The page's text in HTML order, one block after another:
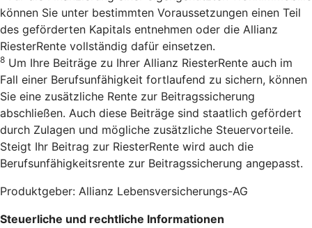
können Sie unter bestimmten Voraussetzungen einen Teil
des geförderten Kapitals entnehmen oder die Allianz
RiesterRente vollständig dafür einsetzen.
8 Um Ihre Beiträge zu Ihrer Allianz RiesterRente auch im
Fall einer Berufsunfähigkeit fortlaufend zu sichern, können
Sie eine zusätzliche Rente zur Beitragssicherung
abschließen. Auch diese Beiträge sind staatlich gefördert
durch Zulagen und mögliche zusätzliche Steuervorteile.
Steigt Ihr Beitrag zur RiesterRente wird auch die
Berufsunfähigkeitsrente zur Beitragssicherung angepasst.
Produktgeber: Allianz Lebensversicherungs-AG
Steuerliche und rechtliche Informationen